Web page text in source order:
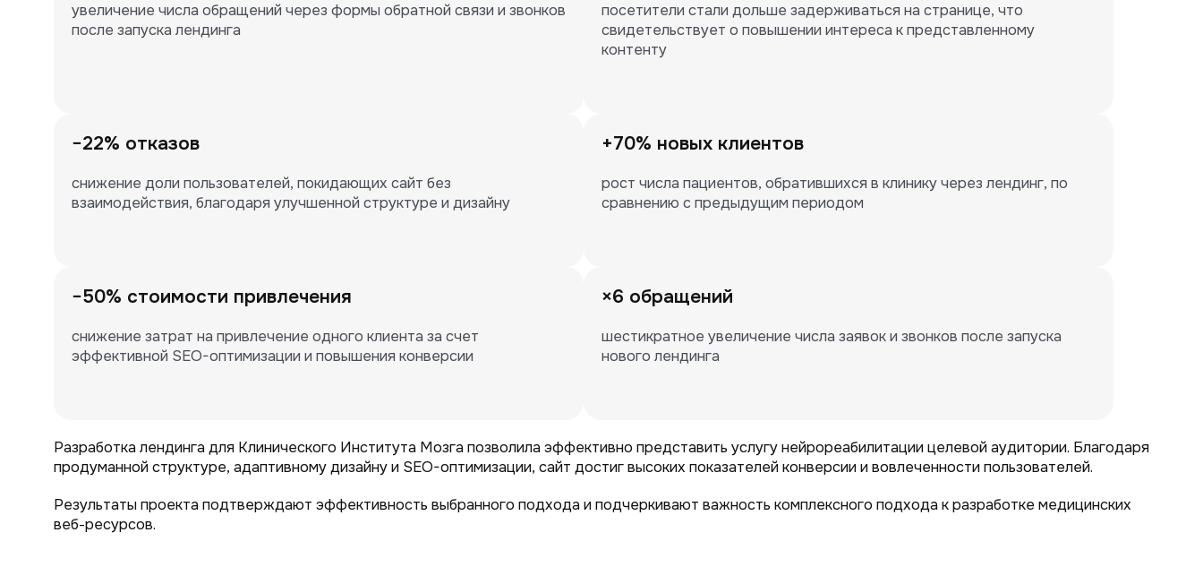
увеличение числа обращений через формы обратной связи и звонков
после запуска лендинга
посетители стали дольше задерживаться на странице, что
свидетельствует о повышении интереса к представленному
контенту
−22% отказов
снижение доли пользователей, покидающих сайт без
взаимодействия, благодаря улучшенной структуре и дизайну
+70% новых клиентов
рост числа пациентов, обратившихся в клинику через лендинг, по
сравнению с предыдущим периодом
−50% стоимости привлечения
снижение затрат на привлечение одного клиента за счет
эффективной SEO-оптимизации и повышения конверсии
×6 обращений
шестикратное увеличение числа заявок и звонков после запуска
нового лендинга
Разработка лендинга для Клинического Института Мозга позволила эффективно представить услугу нейрореабилитации целевой аудитории. Благодаря
продуманной структуре, адаптивному дизайну и SEO-оптимизации, сайт достиг высоких показателей конверсии и вовлеченности пользователей.
Результаты проекта подтверждают эффективность выбранного подхода и подчеркивают важность комплексного подхода к разработке медицинских
веб-ресурсов.